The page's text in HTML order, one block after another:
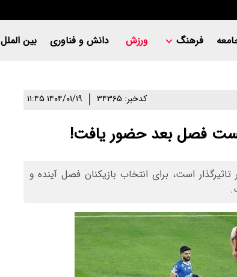
فرهنگ ورزش دانش و فناوری بین الملل
کدخبر: ۳۴۳۶۵ ۱۴۰۴/۰۱/۱۹ ۱۱:۴۵
لیست فصل بعد حضور یافت!
است، برای انتخاب بازیکنان فصل آینده و